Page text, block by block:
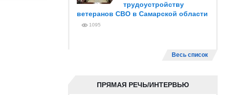
трудоустройству
ветеранов СВО в Самарской области
1095
Весь список
ПРЯМАЯ РЕЧЬ/ИНТЕРВЬЮ